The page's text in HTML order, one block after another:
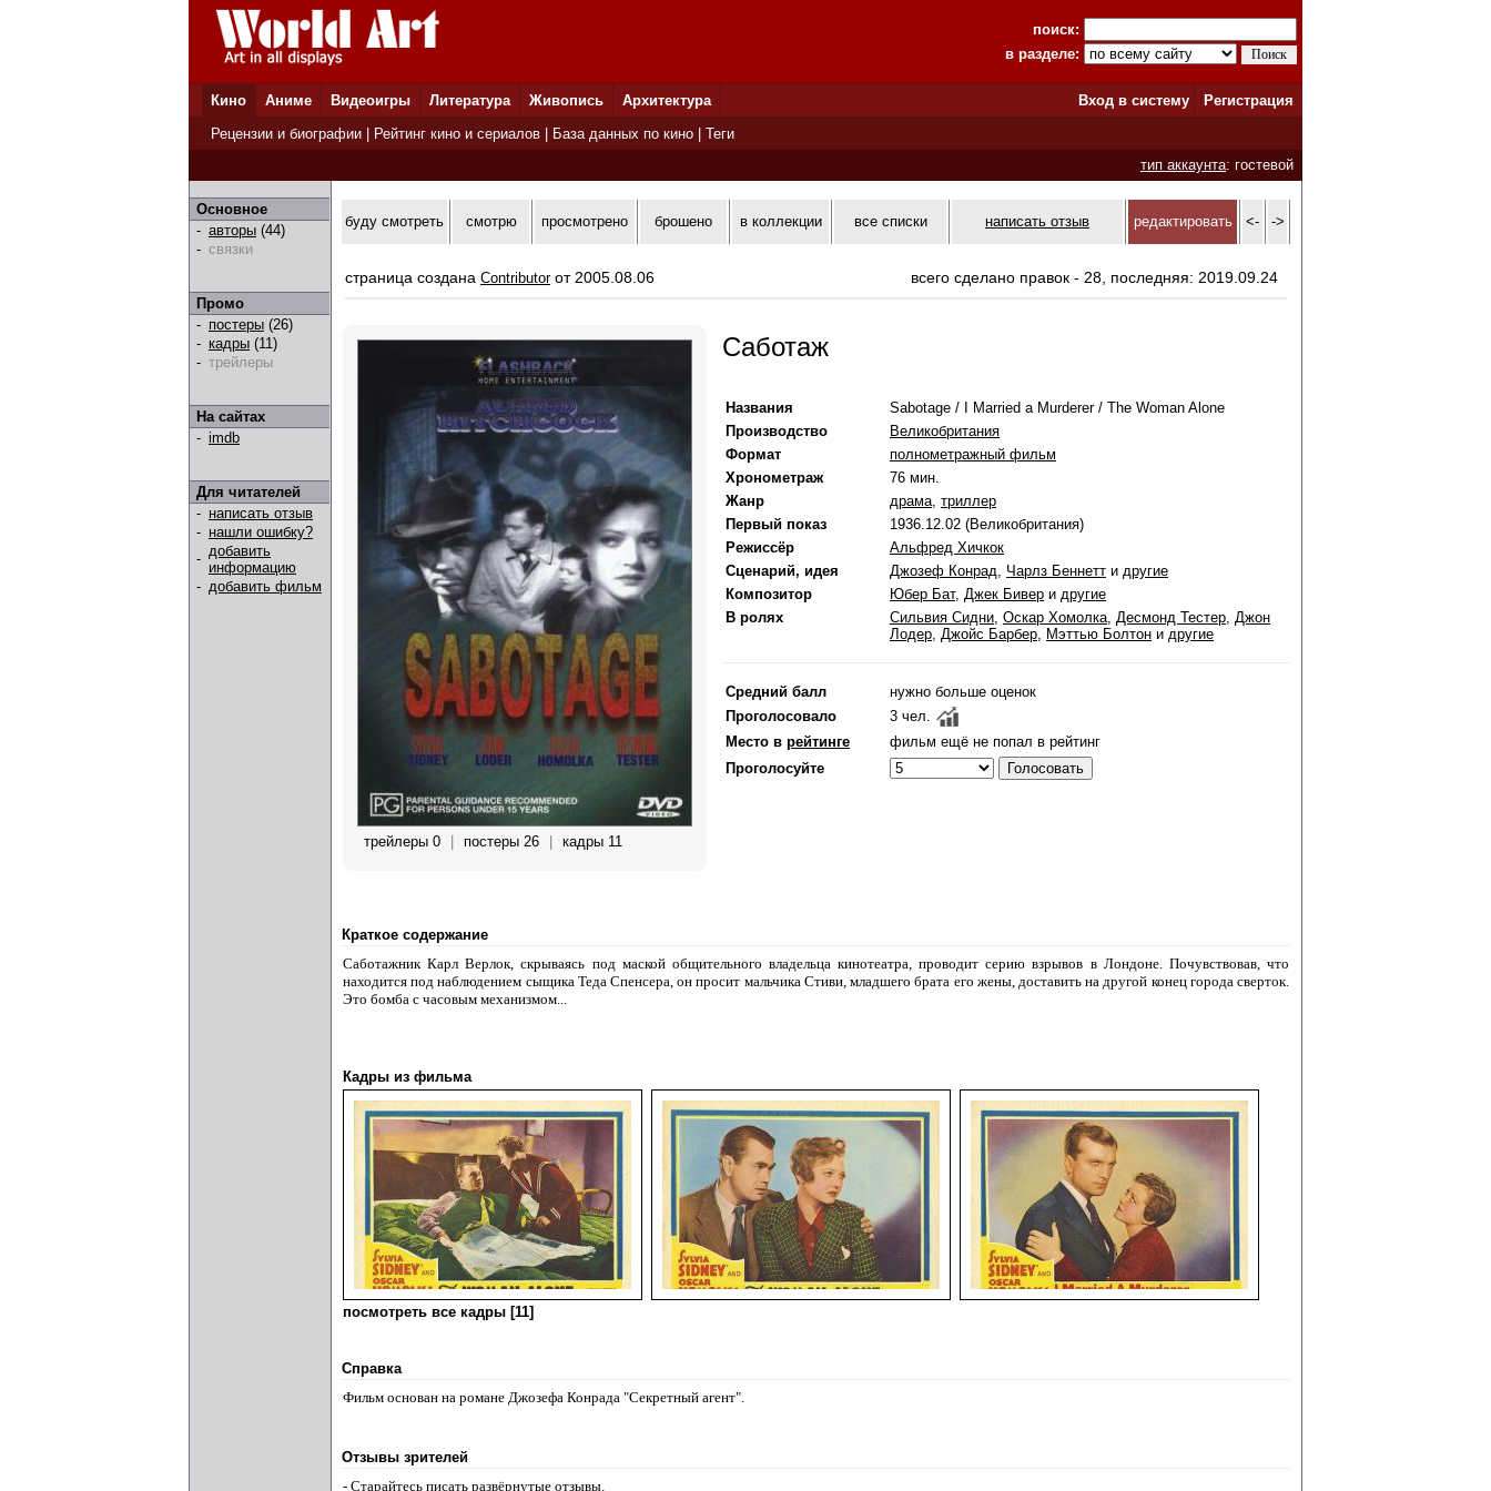
поиск:
в разделе:
Кино Аниме Видеоигры Литература Живопись Архитектура Вход в систему
Регистрация
Рецензии и биографии
Рейтинг кино и сериалов База данных по кино
Теги
тип аккаунта: гостевой
Основное
- авторы (44)
- связки
Промо
- постеры (26)
- кадры (11)
- трейлеры
На сайтах
- imdb
Для читателей
- написать отзыв
- нашли ошибку?
- добавить
информацию
- добавить фильм
буду смотреть смотрю просмотрено брошено в коллекции все списки написать отзыв редактировать <- ->
страница создана Contributorот 2005.08.06 всего сделано правок - 28, последняя: 2019.09.24
трейлеры 0 постеры 26 кадры 11
Саботаж
Названия
Sabotage / I Married a Murderer / The Woman Alone
Производство
Великобритания
Формат
полнометражный фильм
Хронометраж
76 мин.
Жанр
драма, триллер
Первый показ
1936.12.02 (Великобритания)
Режиссёр
Альфред Хичкок
Сценарий, идея
Джозеф Конрад, Чарлз Беннетт и другие
Композитор
Юбер Бат, Джек Бивер и другие
В ролях
Сильвия Сидни, Оскар Хомолка, Десмонд Тестер, Джон
Лодер, Джойс Барбер, Мэттью Болтон и другие
Средний балл
нужно больше оценок
Проголосовало
3 чел.
Место в рейтинге
фильм ещё не попал в рейтинг
Проголосуйте
Краткое содержание
Саботажник Карл Верлок, скрываясь под маской общительного владельца кинотеатра, проводит серию взрывов в Лондоне. Почувствовав, что
находится под наблюдением сыщика Теда Спенсера, он просит мальчика Стиви, младшего брата его жены, доставить на другой конец города сверток.
Это бомба с часовым механизмом...
Кадры из фильма
посмотреть все кадры [11]
Справка
Фильм основан на романе Джозефа Конрада "Секретный агент".
Отзывы зрителей
- Старайтесь писать развёрнутые отзывы.